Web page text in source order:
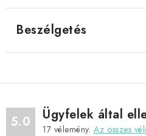
Beszélgetés
5.0 Ügyfelek által
17 vélemény. Az összes